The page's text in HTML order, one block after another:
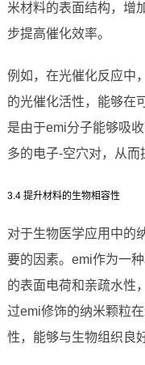
米材料的表面结构，增
步提高催化效率。
例如，在光催化反应中
的光催化活性，能够在
是由于emi分子能够吸
多的电子-空穴对，从而
3.4 提升材料的生物相容性
对于生物医学应用中的
要的因素。emi作为一
的表面电荷和亲疏水性
过emi修饰的纳米颗粒
性，能够与生物组织良